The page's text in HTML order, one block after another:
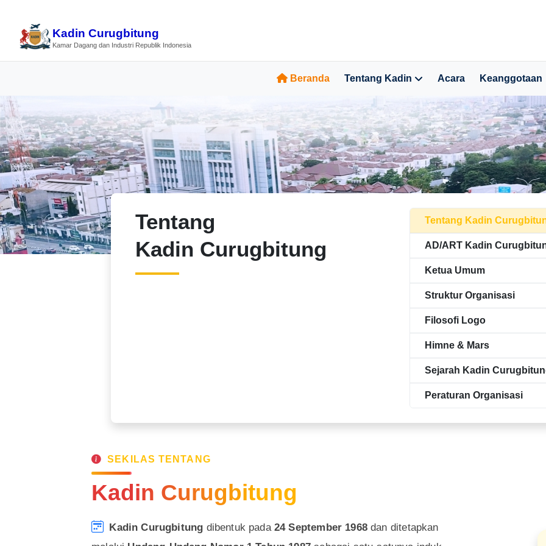
Kadin Curugbitung
Kamar Dagang dan Industri Republik Indonesia
Beranda Tentang Kadin Acara Keanggotaan
Tentang
Kadin Curugbitung
Tentang Kadin
AD/ART Kadin
Ketua Umum
Struktur Organisasi
Filosofi Logo
Himne & Mars
Sejarah Kadin
Peraturan Organisasi
SEKILAS TENTANG
Kadin Curugbitung
Kadin Curugbitung dibentuk pada 24 September 1968dan ditetapkan